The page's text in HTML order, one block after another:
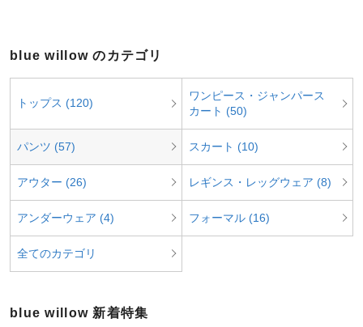
blue willow のカテゴリ
トップス (120)
ワンピース・ジャンパース
カート (50)
パンツ (57) スカート (10)
アウター (26) レギンス・レッグウェア (8)
アンダーウェア (4) フォーマル (16)
全てのカテゴリ
blue willow 新着特集